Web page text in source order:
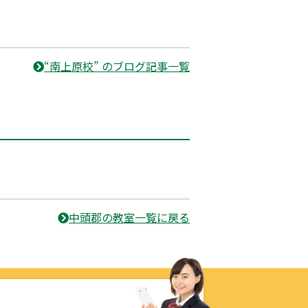
“南上原校” のブログ記事一覧
中頭郡の教室一覧に戻る